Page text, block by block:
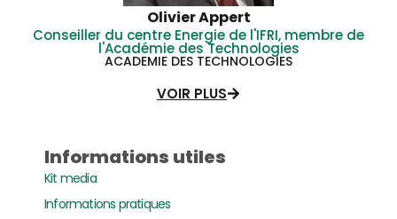
Olivier Appert
Conseiller du centre Energie de l'IFRI, membre de
l'Académie des Technologies
ACADEMIE DES TECHNOLOGIES
VOIR PLUS
Informations utiles
Kit media
Informations pratiques